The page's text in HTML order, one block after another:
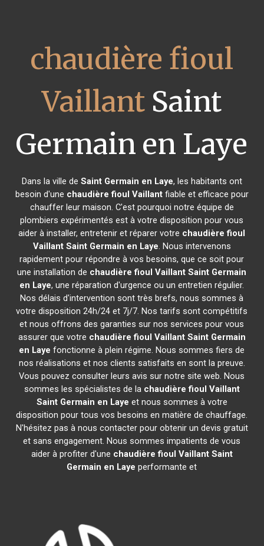
chaudière fioul
Vaillant Saint
Germain en Laye
Dans la ville de Saint Germain en Laye, les habitants ont
besoin d'une chaudière fioul Vaillantfiable et efficace pour
chauffer leur maison. C'est pourquoi notre équipe de
plombiers expérimentés est à votre disposition pour vous
aider à installer, entretenir et réparer votre chaudière fioul
Vaillant Saint Germain en Laye. Nous intervenons
rapidement pour répondre à vos besoins, que ce soit pour
une installation de chaudière fioul Vaillant Saint Germain
en Laye, une réparation d'urgence ou un entretien régulier.
Nos délais d'intervention sont très brefs, nous sommes à
votre disposition 24h/24 et 7j/7. Nos tarifs sont compétitifs
et nous offrons des garanties sur nos services pour vous
assurer que votre chaudière fioul Vaillant Saint Germain
en Laye fonctionne à plein régime. Nous sommes fiers de
nos réalisations et nos clients satisfaits en sont la preuve.
Vous pouvez consulter leurs avis sur notre site web. Nous
sommes les spécialistes de la chaudière fioul Vaillant
Saint Germain en Laye et nous sommes à votre
disposition pour tous vos besoins en matière de chauffage.
N'hésitez pas à nous contacter pour obtenir un devis gratuit
et sans engagement. Nous sommes impatients de vous
aider à profiter d'une chaudière fioul Vaillant Saint
Germain en Laye performante et